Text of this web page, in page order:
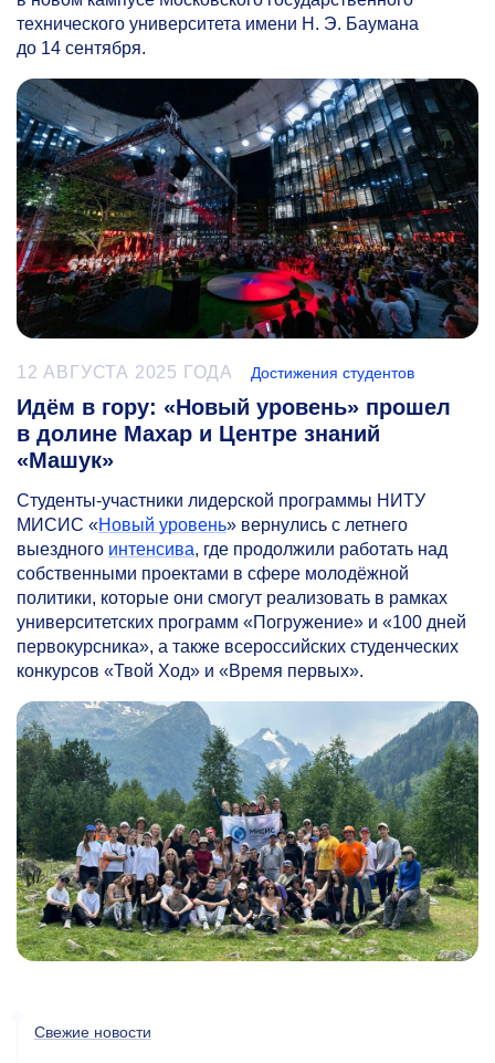
технического университета имени Н. Э. Баумана
до 14 сентября.
12 АВГУСТА 2025 ГОДА Достижения студентов
Идём в гору: «Новый уровень» прошел
в долине Махар и Центре знаний
«Машук»
Студенты-участники лидерской программы НИТУ
МИСИС «Новый уровень» вернулись с летнего
выездного интенсива, где продолжили работать над
собственными проектами в сфере молодёжной
политики, которые они смогут реализовать в рамках
университетских программ «Погружение» и «100 дней
первокурсника», а также всероссийских студенческих
конкурсов «Твой Ход» и «Время первых».
Свежие новости